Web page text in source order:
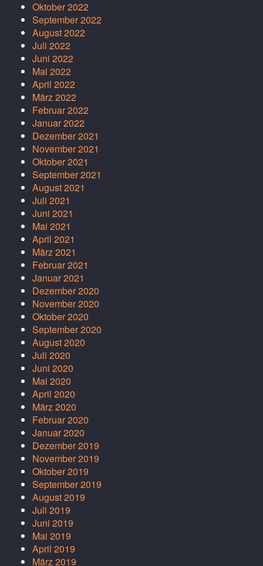
Oktober 2022
September 2022
August 2022
Juli 2022
Juni 2022
Mai 2022
April 2022
März 2022
Februar 2022
Januar 2022
Dezember 2021
November 2021
Oktober 2021
September 2021
August 2021
Juli 2021
Juni 2021
Mai 2021
April 2021
März 2021
Februar 2021
Januar 2021
Dezember 2020
November 2020
Oktober 2020
September 2020
August 2020
Juli 2020
Juni 2020
Mai 2020
April 2020
März 2020
Februar 2020
Januar 2020
Dezember 2019
November 2019
Oktober 2019
September 2019
August 2019
Juli 2019
Juni 2019
Mai 2019
April 2019
März 2019